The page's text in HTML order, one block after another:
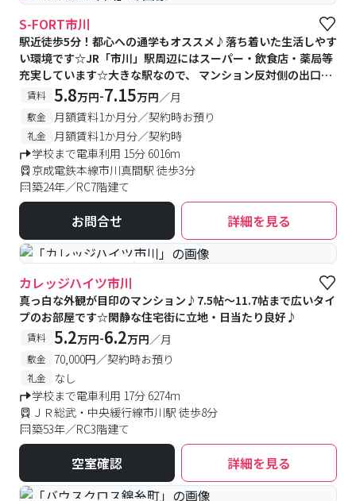
S-FORT市川
駅近徒歩5分！都心への通学もオススメ♪落ち着いた生活しやす
い環境です☆JR「市川」駅周辺にはスーパー・飲食店・薬局等
充実しています☆大きな駅なので、 マンション反対側の出口に
は図書館、行政サービスセンターもあり、生活しやすい環境で
賃料 5.8万円-7.15万円／月
敷金 月額賃料1か月分／契約時お預り
礼金
月額賃料1か月分／契約時
学校まで電車利用 15分 6016m
京成電鉄本線市川真間駅 徒歩3分
築24年／RC7階建て
お問合せ 詳細を見る
#予約受付中 #空室待ち
カレッジハイツ市川
真っ白な外観が目印のマンション♪7.5帖〜11.7帖まで広いタイ
プのお部屋です☆閑静な住宅街に立地・日当たり良好♪
賃料 5.2万円-6.2万円／月
敷金 70,000円／契約時お預り
礼金
なし
学校まで電車利用 17分 6274m
ＪＲ総武・中央緩行線市川駅 徒歩8分
築53年／RC3階建て
空室確認 詳細を見る